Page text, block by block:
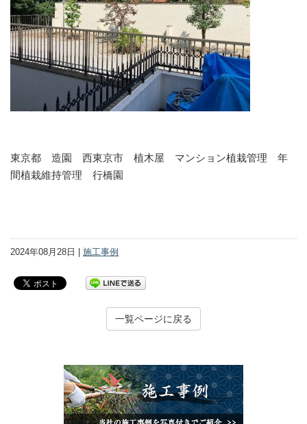
東京都 造園 西東京市 植木屋 マンション植栽管理 年
間植栽維持管理 行橋園
2024年08月28日 | 施工事例
一覧ページに戻る